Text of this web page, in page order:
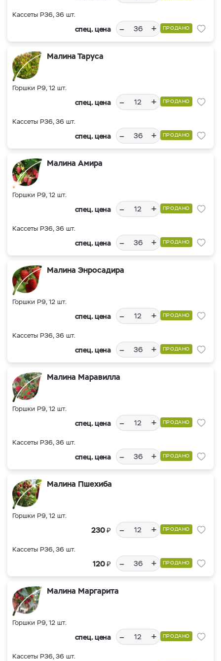
Кассеты Р36, 36 шт.
спец. цена – + ПРОДАНО
Малина Таруса
Горшки Р9, 12 шт.
спец. цена – + ПРОДАНО
Кассеты Р36, 36 шт.
спец. цена – + ПРОДАНО
Малина Амира
Горшки Р9, 12 шт.
спец. цена – + ПРОДАНО
Кассеты Р36, 36 шт.
спец. цена – + ПРОДАНО
Малина Энросадира
Горшки Р9, 12 шт.
спец. цена – + ПРОДАНО
Кассеты Р36, 36 шт.
спец. цена – + ПРОДАНО
Малина Маравилла
Горшки Р9, 12 шт.
спец. цена – + ПРОДАНО
Кассеты Р36, 36 шт.
спец. цена – + ПРОДАНО
Малина Пшехиба
Горшки Р9, 12 шт.
230₽ – + ПРОДАНО
Кассеты Р36, 36 шт.
120₽ – + ПРОДАНО
Малина Маргарита
Горшки Р9, 12 шт.
спец. цена – + ПРОДАНО
Кассеты Р36, 36 шт.